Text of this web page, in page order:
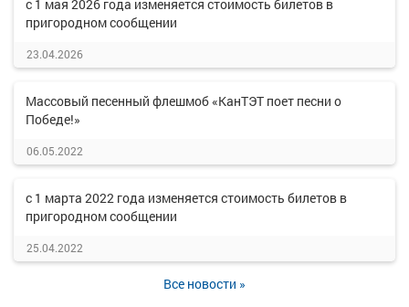
с 1 мая 2026 года изменяется стоимость билетов в
пригородном сообщении
23.04.2026
Массовый песенный флешмоб «КанТЭТ поет песни о
Победе!»
06.05.2022
с 1 марта 2022 года изменяется стоимость билетов в
пригородном сообщении
25.04.2022
Все новости »